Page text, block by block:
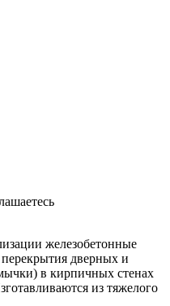
железобетонные
дверных и
в кирпичных стенах
из тяжелого